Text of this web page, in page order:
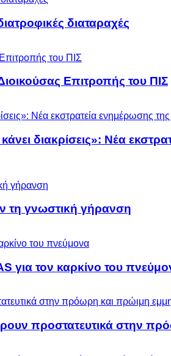
διαταραχές
Επιτροπής του ΠΙΣ
διακρίσεις»: Νέα
τη γνωστική γήρανση
για τον καρκίνο του
προστατευτικά στην